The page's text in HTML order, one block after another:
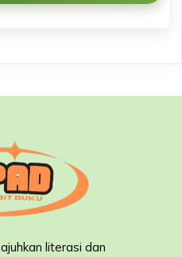
literasi dan